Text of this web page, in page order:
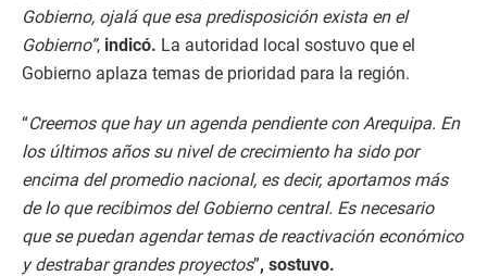
Gobierno, ojalá que esa predisposición exista en el
Gobierno”, indicó. La autoridad local sostuvo que el
Gobierno aplaza temas de prioridad para la región.
“Creemos que hay un agenda pendiente con Arequipa. En
los últimos años su nivel de crecimiento ha sido por
encima del promedio nacional, es decir, aportamos más
de lo que recibimos del Gobierno central. Es necesario
que se puedan agendar temas de reactivación económico
y destrabar grandes proyectos”, sostuvo.